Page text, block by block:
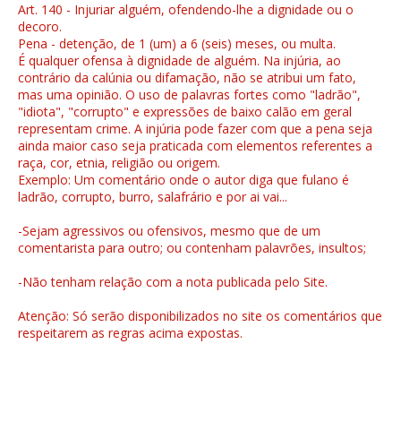
Art. 140 - Injuriar alguém, ofendendo-lhe a dignidade ou o
decoro.
Pena - detenção, de 1 (um) a 6 (seis) meses, ou multa.
É qualquer ofensa à dignidade de alguém. Na injúria, ao
contrário da calúnia ou difamação, não se atribui um fato,
mas uma opinião. O uso de palavras fortes como "ladrão",
"idiota", "corrupto" e expressões de baixo calão em geral
representam crime. A injúria pode fazer com que a pena seja
ainda maior caso seja praticada com elementos referentes a
raça, cor, etnia, religião ou origem.
Exemplo: Um comentário onde o autor diga que fulano é
ladrão, corrupto, burro, salafrário e por ai vai...
-Sejam agressivos ou ofensivos, mesmo que de um
comentarista para outro; ou contenham palavrões, insultos;
-Não tenham relação com a nota publicada pelo Site.
Atenção: Só serão disponibilizados no site os comentários que
respeitarem as regras acima expostas.